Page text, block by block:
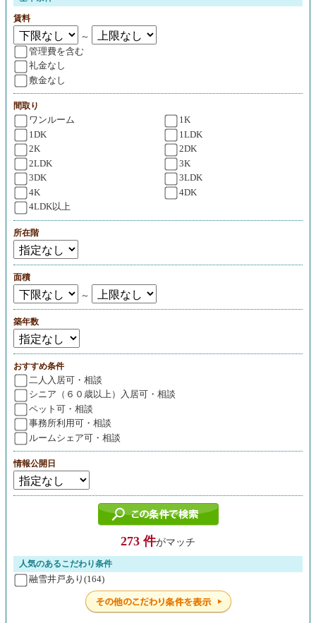
賃料
～
管理費を含む
礼金なし
敷金なし
間取り
ワンルーム
1K
1DK
1LDK
2K
2DK
2LDK
3K
3DK
3LDK
4K
4DK
4LDK以上
所在階
面積
～
築年数
おすすめ条件
二人入居可・相談
シニア（６０歳以上）入居可・相談
ペット可・相談
事務所利用可・相談
ルームシェア可・相談
情報公開日
273 件がマッチ
人気のあるこだわり条件
融雪井戸あり(164)